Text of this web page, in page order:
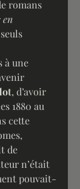
romans
en
, d’avoir
1880 au
cette
de
n’était
pouvait-